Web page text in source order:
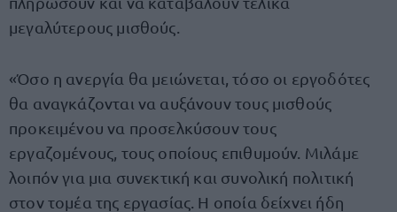
μεγαλύτερους μισθούς.
«Όσο η ανεργία θα μειώνεται, τόσο οι εργοδότες
θα αναγκάζονται να αυξάνουν τους μισθούς
προκειμένου να προσελκύσουν τους
εργαζομένους, τους οποίους επιθυμούν. Μιλάμε
λοιπόν για μια συνεκτική και συνολική πολιτική
στον τομέα της εργασίας. Η οποία δείχνει ήδη